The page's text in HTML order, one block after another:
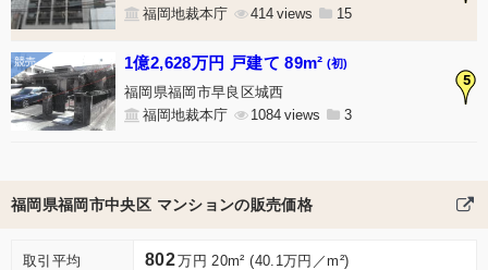
福岡地裁本庁
414 15
5
1億2,628万円 戸建て 89m² (初)
福岡県福岡市早良区城西
福岡地裁本庁
1084 3
福岡県福岡市中央区 マンションの販売価格
取引平均 802万円 20m² (40.1万円／m²)